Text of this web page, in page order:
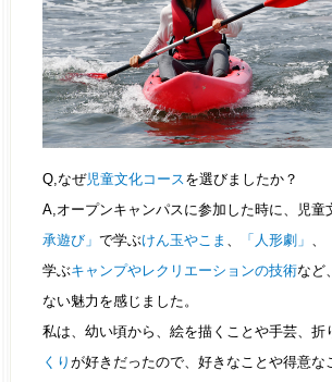
Q,なぜ児童文化コース を選びましたか？
A,オープンキャンパスに参加した時に、児童
承遊び」で学ぶけん玉やこま 「人形劇」
学ぶキャンプやレクリエーションの技術など
ない魅力を感じました。
私は、幼い頃から、絵を描くことや手芸、折
くりが好きだったので、好きなことや得意な